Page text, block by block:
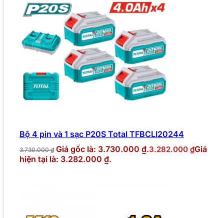
Bộ 4 pin và 1 sạc P20S Total TFBCLI20244
3.730.000₫ Giá gốc là: 3.730.000 ₫.3.282.000 ₫Giá
hiện tại là: 3.282.000 ₫.